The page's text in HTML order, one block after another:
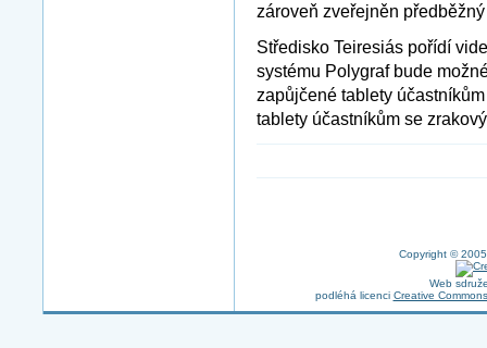
zároveň zveřejněn
Středisko Teiresiás pořídí
systému Polygraf bude
zapůjčené tablety
tablety účastníkům se
Copyright ©
Web
podléhá licenci Creative